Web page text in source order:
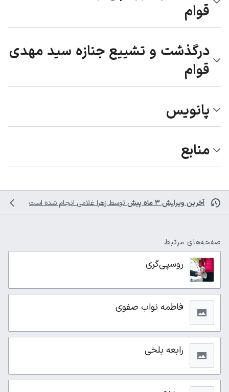
قوام
درگذشت و تشییع جنازه سید مهدی
قوام
پانویس
منابع
آخرین ویرایش ۳ ماه پیش توسط زهرا غلامی انجام شده است
صفحه‌های مرتبط
روسپی‌گری
فاطمه نواب صفوی
رابعه بلخی